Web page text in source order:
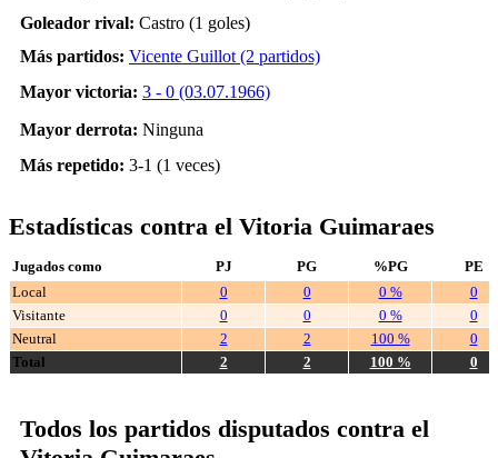
Goleador rival: Castro (1 goles)
Más partidos: Vicente Guillot (2 partidos)
Mayor victoria: 3 - 0 (03.07.1966)
Mayor derrota: Ninguna
Más repetido: 3-1 (1 veces)
Estadísticas contra el Vitoria Guimaraes
Jugados como PJ PG %PG
PE
Local
0 0 0 %
0
Visitante
0 0 0 %
0
Neutral
2 2 100 %
0
Total
2 2 100 % 0
Todos los partidos disputados contra el